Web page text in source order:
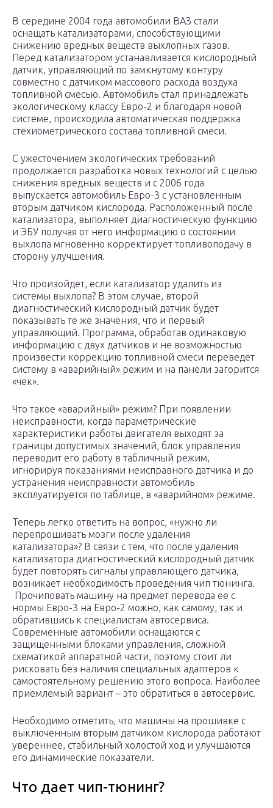
В середине 2004 года автомобили ВАЗ стали
оснащать катализаторами, способствующими
снижению вредных веществ выхлопных газов.
Перед катализатором устанавливается кислородный
датчик, управляющий по замкнутому контуру
совместно с датчиком массового расхода воздуха
топливной смесью. Автомобиль стал принадлежать
экологическому классу Евро-2 и благодаря новой
системе, происходила автоматическая поддержка
стехиометрического состава топливной смеси.
С ужесточением экологических требований
продолжается разработка новых технологий с целью
снижения вредных веществ и с 2006 года
выпускается автомобиль Евро-3 с установленным
вторым датчиком кислорода. Расположенный после
катализатора, выполняет диагностическую функцию
и ЭБУ получая от него информацию о состоянии
выхлопа мгновенно корректирует топливоподачу в
сторону улучшения.
Что произойдет, если катализатор удалить из
системы выхлопа? В этом случае, второй
диагностический кислородный датчик будет
показывать те же значения, что и первый
управляющий. Программа, обработав одинаковую
информацию с двух датчиков и не возможностью
произвести коррекцию топливной смеси переведет
систему в «аварийный» режим и на панели загорится
«чек».
Что такое «аварийный» режим? При появлении
неисправности, когда параметрические
характеристики работы двигателя выходят за
границы допустимых значений, блок управления
переводит его работу в табличный режим,
игнорируя показаниями неисправного датчика и до
устранения неисправности автомобиль
эксплуатируется по таблице, в «аварийном» режиме.
Теперь легко ответить на вопрос, «нужно ли
перепрошивать мозги после удаления
катализатора»? В связи с тем, что после удаления
катализатора диагностический кислородный датчик
будет повторять сигналы управляющего датчика,
возникает необходимость проведения чип тюнинга.
Прочиповать машину на предмет перевода ее с
нормы Евро-3 на Евро-2 можно, как самому, так и
обратившись к специалистам автосервиса.
Современные автомобили оснащаются с
защищенными блоками управления, сложной
схематикой аппаратной части, поэтому стоит ли
рисковать без наличия специальных адаптеров к
самостоятельному решению этого вопроса. Наиболее
приемлемый вариант – это обратиться в автосервис.
Необходимо отметить, что машины на прошивке с
выключенным вторым датчиком кислорода работают
увереннее, стабильный холостой ход и улучшаются
его динамические показатели.
Что дает чип-тюнинг?